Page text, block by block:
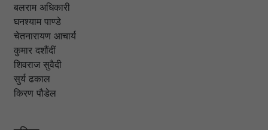
बलराम अधिकारी
घनश्याम पाण्डे
चेतनारायण आचार्य
कुमार दशौंदीं
शिवराज सुवैदी
सुर्य ढकाल
किरण पौडेल